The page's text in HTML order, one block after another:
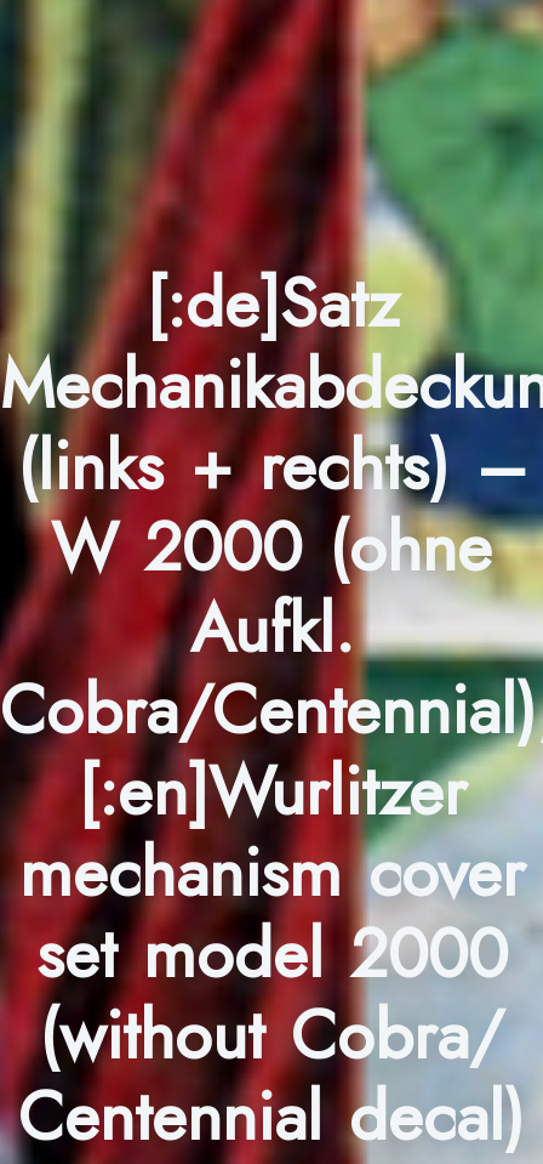
[:de]Satz
(links + rechts) –
W 2000 (ohne
Aufkl.
Cobra/
[:en]Wurlitzer
mechanism cover
set model 2000
(without Cobra/
Centennial decal)